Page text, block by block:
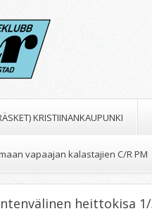
KRISTIINANKAUPUNKI
vapaajan kalastajien C/R PM
heittokisa